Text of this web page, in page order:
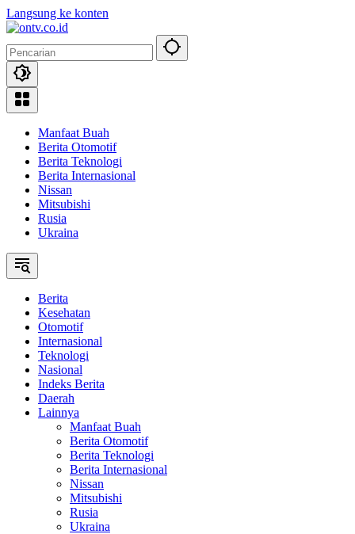
Langsung ke konten
Manfaat Buah
Berita Otomotif
Berita Teknologi
Berita Internasional
Nissan
Mitsubishi
Rusia
Ukraina
Berita
Kesehatan
Otomotif
Internasional
Teknologi
Nasional
Indeks Berita
Daerah
Lainnya
Manfaat Buah
Berita Otomotif
Berita Teknologi
Berita Internasional
Nissan
Mitsubishi
Rusia
Ukraina